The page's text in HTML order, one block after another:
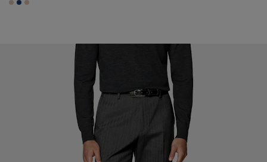
#E4C4A9
#1C3D7A
#E4C4A9